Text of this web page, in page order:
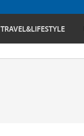
TRAVEL&LIFESTYLE